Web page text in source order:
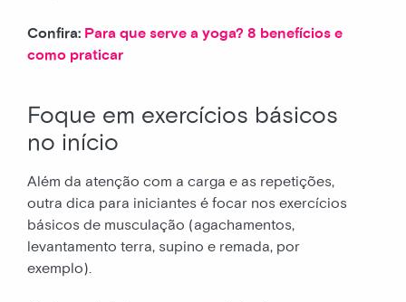
Confira: Para que serve a yoga? 8 benefícios e
como praticar
Foque em exercícios básicos
no início
Além da atenção com a carga e as repetições,
outra dica para iniciantes é focar nos exercícios
básicos de musculação (agachamentos,
levantamento terra, supino e remada, por
exemplo).